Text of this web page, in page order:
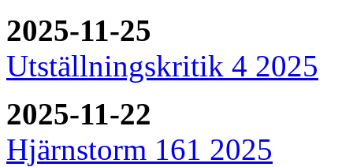
2025-11-25
Utställningskritik 4 2025
2025-11-22
Hjärnstorm 161 2025